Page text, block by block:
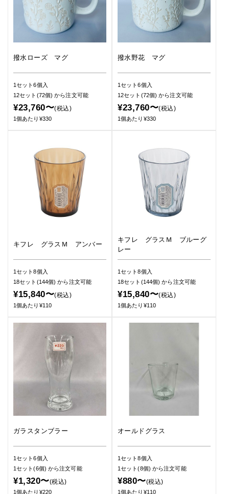
撥水ローズ マグ
1セット6個入
12セット(72個)から注文可能
¥23,760〜(税込)
1個あたり¥330
撥水野花 マグ
1セット6個入
12セット(72個)から注文可能
¥23,760〜(税込)
1個あたり¥330
キフレ グラスＭ アンバー
1セット8個入
18セット(144個)から注文可能
¥15,840〜(税込)
1個あたり¥110
キフレ グラスＭ ブルーグ
レー
1セット8個入
18セット(144個)から注文可能
¥15,840〜(税込)
1個あたり¥110
ガラスタンブラー
1セット6個入
1セット(6個) から注文可能
¥1,320〜(税込)
1個あたり¥220
オールドグラス
1セット8個入
1セット(8個) から注文可能
¥880〜(税込)
1個あたり¥110